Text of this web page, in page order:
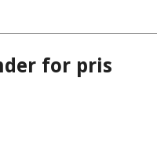
for pris